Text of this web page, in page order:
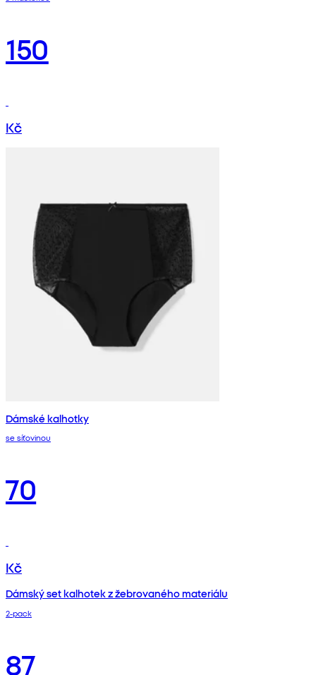
150
Kč
Dámské kalhotky
se síťovinou
70
Kč
Dámský set kalhotek z žebrovaného materiálu
2‑pack
87